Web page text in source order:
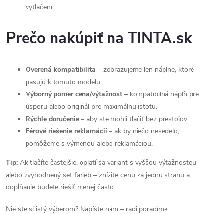
vytlačení.
Prečo nakúpiť na TINTA.sk
Overená kompatibilita – zobrazujeme len náplne, ktoré
pasujú k tomuto modelu.
Výborný pomer cena/výťažnosť – kompatibilná náplň pre
úsporu alebo originál pre maximálnu istotu.
Rýchle doručenie – aby ste mohli tlačiť bez prestojov.
Férové riešenie reklamácií – ak by niečo nesedelo,
pomôžeme s výmenou alebo reklamáciou.
Tip: Ak tlačíte častejšie, oplatí sa variant s vyššou výťažnosťou
alebo zvýhodnený set farieb – znížite cenu za jednu stranu a
dopĺňanie budete riešiť menej často.
Nie ste si istý výberom? Napíšte nám – radi poradíme.